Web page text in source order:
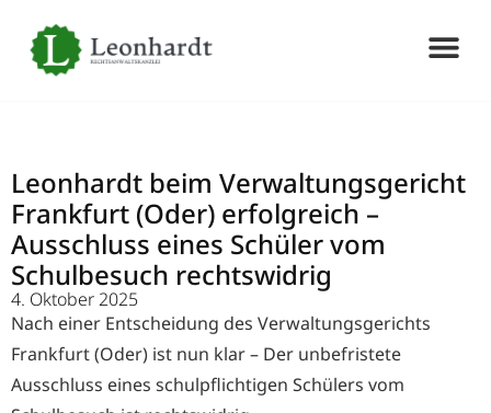
Leonhardt beim Verwaltungsgericht
Frankfurt (Oder) erfolgreich – ​
Ausschluss eines Schüler vom
Schulbesuch rechtswidrig
4. Oktober 2025
Nach einer Entscheidung des Verwaltungsgerichts
Frankfurt (Oder) ist nun klar – Der unbefristete
Ausschluss eines schulpflichtigen Schülers vom